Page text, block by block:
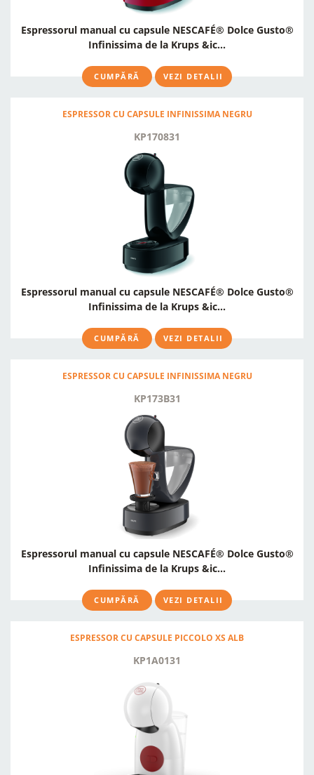
Espressorul manual cu capsule NESCAFÉ® Dolce Gusto®
Infinissima de la Krups &ic...
CUMPĂRĂ VEZI DETALII
ESPRESSOR CU CAPSULE INFINISSIMA NEGRU
KP170831
Espressorul manual cu capsule NESCAFÉ® Dolce Gusto®
Infinissima de la Krups &ic...
CUMPĂRĂ VEZI DETALII
ESPRESSOR CU CAPSULE INFINISSIMA NEGRU
KP173B31
Espressorul manual cu capsule NESCAFÉ® Dolce Gusto®
Infinissima de la Krups &ic...
CUMPĂRĂ VEZI DETALII
ESPRESSOR CU CAPSULE PICCOLO XS ALB
KP1A0131